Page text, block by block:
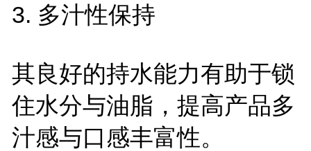
3. 多汁性保持
其良好的持水能力有助于锁
住水分与油脂，提高产品多
汁感与口感丰富性。